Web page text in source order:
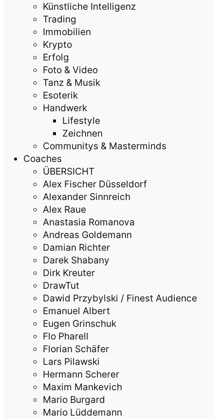
Künstliche Intelligenz
Trading
Immobilien
Krypto
Erfolg
Foto & Video
Tanz & Musik
Esoterik
Handwerk
Lifestyle
Zeichnen
Communitys & Masterminds
Coaches
ÜBERSICHT
Alex Fischer Düsseldorf
Alexander Sinnreich
Alex Raue
Anastasia Romanova
Andreas Goldemann
Damian Richter
Darek Shabany
Dirk Kreuter
DrawTut
Dawid Przybylski / Finest Audience
Emanuel Albert
Eugen Grinschuk
Flo Pharell
Florian Schäfer
Lars Pilawski
Hermann Scherer
Maxim Mankevich
Mario Burgard
Mario Lüddemann